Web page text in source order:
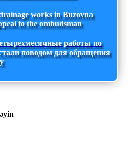
works in Buzovna
to the ombudsman
работы по
поводом для обращения